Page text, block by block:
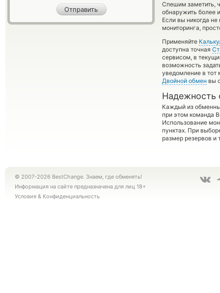
Спешим заметить,
обнаружить более
Если вы никогда
мониторинга,
Применяйте
доступна точная
сервисом, в
возможность
уведомление в тот
Двойной обмен вы
Надежность
Каждый из
при этом команда
Использование
пунктах. При
размер резервов и
© 2007-2026 BestChange. Знаем, где обменять!
Информация на сайте предназначена для лиц 18+
Условия & Конфиденциальность